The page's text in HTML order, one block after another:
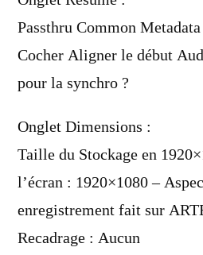
Passthru Common
Cocher Aligner le début
pour la synchro ?
Onglet Dimensions :
Taille du Stockage en
l’écran : 1920×1080 –
enregistrement fait sur
Recadrage : Aucun